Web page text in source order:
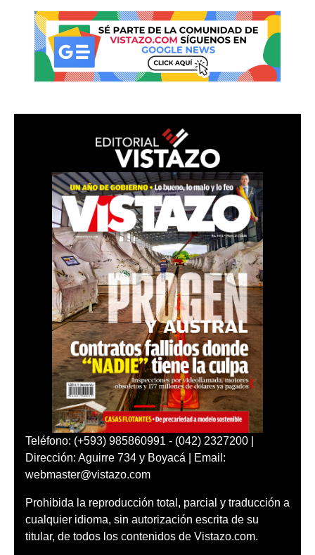
Teléfono: (+593) 985860991 - (042) 2327200 |
Dirección: Aguirre 734 y Boyacá | Email:
webmaster@vistazo.com
Prohibida la reproducción total, parcial y traducción a
cualquier idioma, sin autorización escrita de su
titular, de todos los contenidos de Vistazo.com.